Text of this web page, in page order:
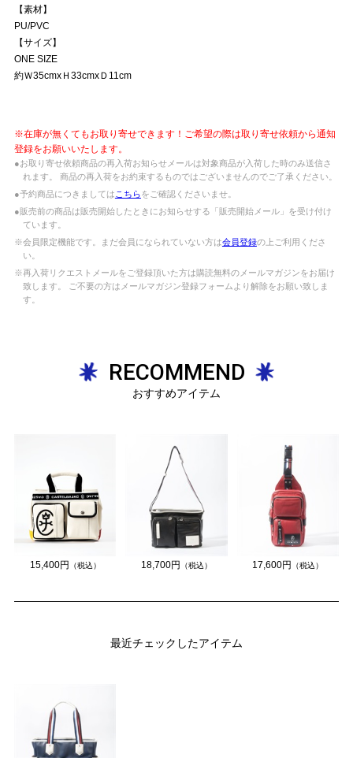
【素材】
PU/PVC
【サイズ】
ONE SIZE
約Ｗ35cmxＨ33cmxＤ11cm
※在庫が無くてもお取り寄せできます！ご希望の際は取り寄せ依頼から通知
登録をお願いいたします。
●お取り寄せ依頼商品の再入荷お知らせメールは対象商品が入荷した時のみ送信さ
れます。 商品の再入荷をお約束するものではございませんのでご了承ください。
●予約商品につきましては こちらをご確認くださいませ。
●販売前の商品は販売開始したときにお知らせする「販売開始メール」を受け付け
ています。
※会員限定機能です。まだ会員になられていない方は会員登録の上ご利用くださ
い。
※再入荷リクエストメールをご登録頂いた方は購読無料のメールマガジンをお届け
致します。 ご不要の方はメールマガジン登録フォームより解除をお願い致しま
す。
RECOMMEND
おすすめアイテム
15,400円 （税込） 18,700円 （税込） 17,600円 （税込）
最近チェックしたアイテム